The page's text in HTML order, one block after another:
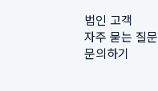
법인 고객
자주 묻는 질문
문의하기